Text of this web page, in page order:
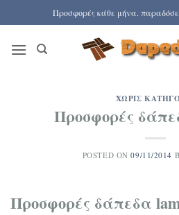
στο
περιεχόμενο
Προσφορές κάθε μήνα.
ΧΩΡΊΣ
Προσφορές
POSTED ON09/11/2014
Προσφορές δάπεδα